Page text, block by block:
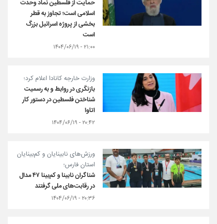
حمایت از فلسطین نماد وحدت
اسلامی است؛ تجاوز به قطر
بخشی از پروژه اسرائیل بزرگ
است
۲۱:۰۰ - ۱۴۰۴/۰۶/۱۹
وزارت خارجه کانادا اعلام کرد؛
بازنگری در روابط و به رسمیت
شناختن فلسطین در دستور کار
اتاوا
۲۰:۴۲ - ۱۴۰۴/۰۶/۱۹
ورزش‌های نابینایان و کم‌بینایان
استان فارس؛
شناگران نابینا و کم‌بینا ۴۷ مدال
در رقابت‌های ملی گرفتند
۲۰:۳۶ - ۱۴۰۴/۰۶/۱۹